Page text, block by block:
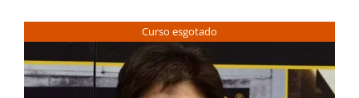
Curso esgotado